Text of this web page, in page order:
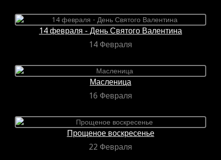
14 февраля - День Святого Валентина
14 Февраля
Масленица
16 Февраля
Прощеное воскресенье
22 Февраля